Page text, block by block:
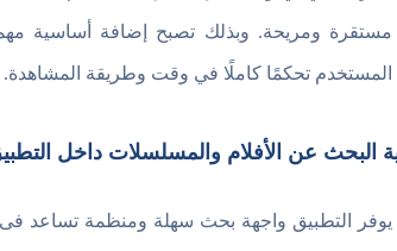
مستقرة ومريحة. وبذلك تصبح إضافة أساسية
المستخدم تحكمًا كاملًا في وقت وطريقة المشاهدة.
البحث عن الأفلام والمسلسلات داخل
يوفر التطبيق واجهة بحث سهلة ومنظمة تساعد فى